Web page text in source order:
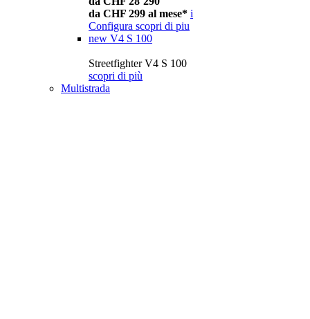
da CHF 299 al mese* i
Configura scopri di piu
new V4 S 100
Streetfighter V4 S 100
scopri di più
Multistrada